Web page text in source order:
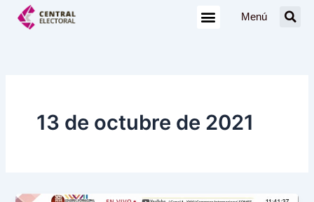
Menú
13 de octubre de 2021